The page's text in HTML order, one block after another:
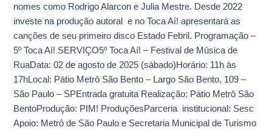
nomes como Rodrigo Alarcon e Julia Mestre. Desde 2022
investe na produção autoral e no Toca Aí! apresentará as
canções de seu primeiro disco Estado Febril. Programação –
5º Toca Aí! SERVIÇO5º Toca Aí! – Festival de Música de
RuaData: 02 de agosto de 2025 (sábado)Horário: 11h às
17hLocal: Pátio Metrô São Bento – Largo São Bento, 109 –
São Paulo – SPEntrada gratuita Realização: Pátio Metrô São
BentoProdução: PIM! ProduçõesParceria institucional: Sesc
Apoio: Metrô de São Paulo e Secretaria Municipal de Turismo